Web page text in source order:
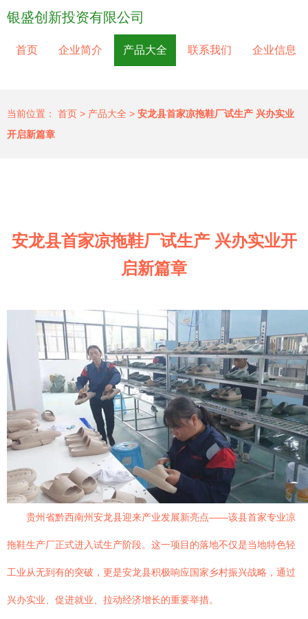
银盛创新投资有限公司
首页 企业简介 产品大全 联系我们 企业信息
当前位置： 首页 > 产品大全 > 安龙县首家凉拖鞋厂试生产 兴办实业
开启新篇章
安龙县首家凉拖鞋厂试生产 兴办实业开
启新篇章
贵州省黔西南州安龙县迎来产业发展新亮点——该县首家专业凉
拖鞋生产厂正式进入试生产阶段。这一项目的落地不仅是当地特色轻
工业从无到有的突破，更是安龙县积极响应国家乡村振兴战略，通过
兴办实业、促进就业、拉动经济增长的重要举措。